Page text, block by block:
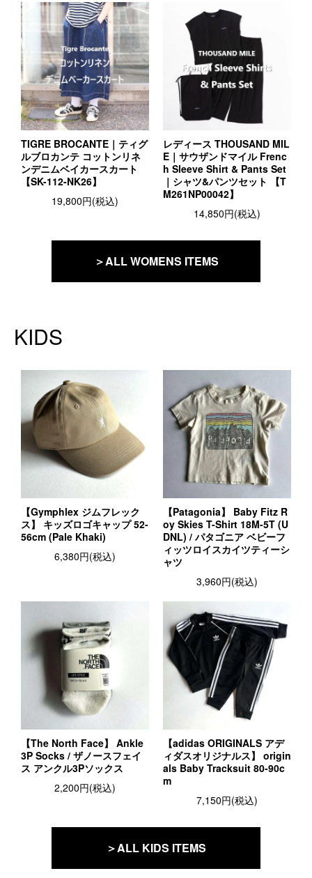
TIGRE BROCANTE｜ティグ
ルブロカンテ コットンリネ
ンデニムベイカースカート
【SK-112-NK26】
19,800円(税込)
レディース THOUSAND MIL
E｜サウザンドマイル Frenc
h Sleeve Shirt & Pants Set
｜シャツ&パンツセット 【T
M261NP00042】
14,850円(税込)
＞ALL WOMENS ITEMS
KIDS
【Gymphlex ジムフレック
ス】 キッズロゴキャップ 52-
56cm (Pale Khaki)
6,380円(税込)
【Patagonia】 Baby Fitz R
oy Skies T-Shirt 18M-5T (U
DNL) / パタゴニア ベビーフ
ィッツロイスカイツティーシ
ャツ
3,960円(税込)
【The North Face】 Ankle
3P Socks / ザノースフェイ
ス アンクル3Pソックス
2,200円(税込)
【adidas ORIGINALS アデ
ィダスオリジナルス】 origin
als Baby Tracksuit 80-90c
m
7,150円(税込)
＞ALL KIDS ITEMS